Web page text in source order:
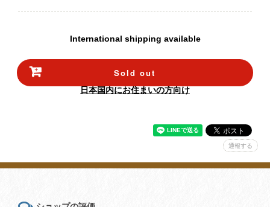
International shipping available
Sold out
日本国内にお住まいの方向け
通報する